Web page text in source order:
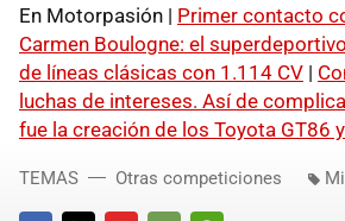
En Motorpasión | Primer contacto
Carmen Boulogne: el
de líneas clásicas con 1.114 CV |
luchas de intereses. Así de
fue la creación de los Toyota GT86
TEMAS Otras competiciones